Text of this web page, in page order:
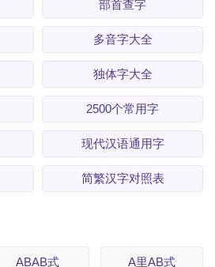
部首查字
多音字大全
独体字大全
2500个常用字
现代汉语通用字
简繁汉字对照表
ABAB式 A里AB式